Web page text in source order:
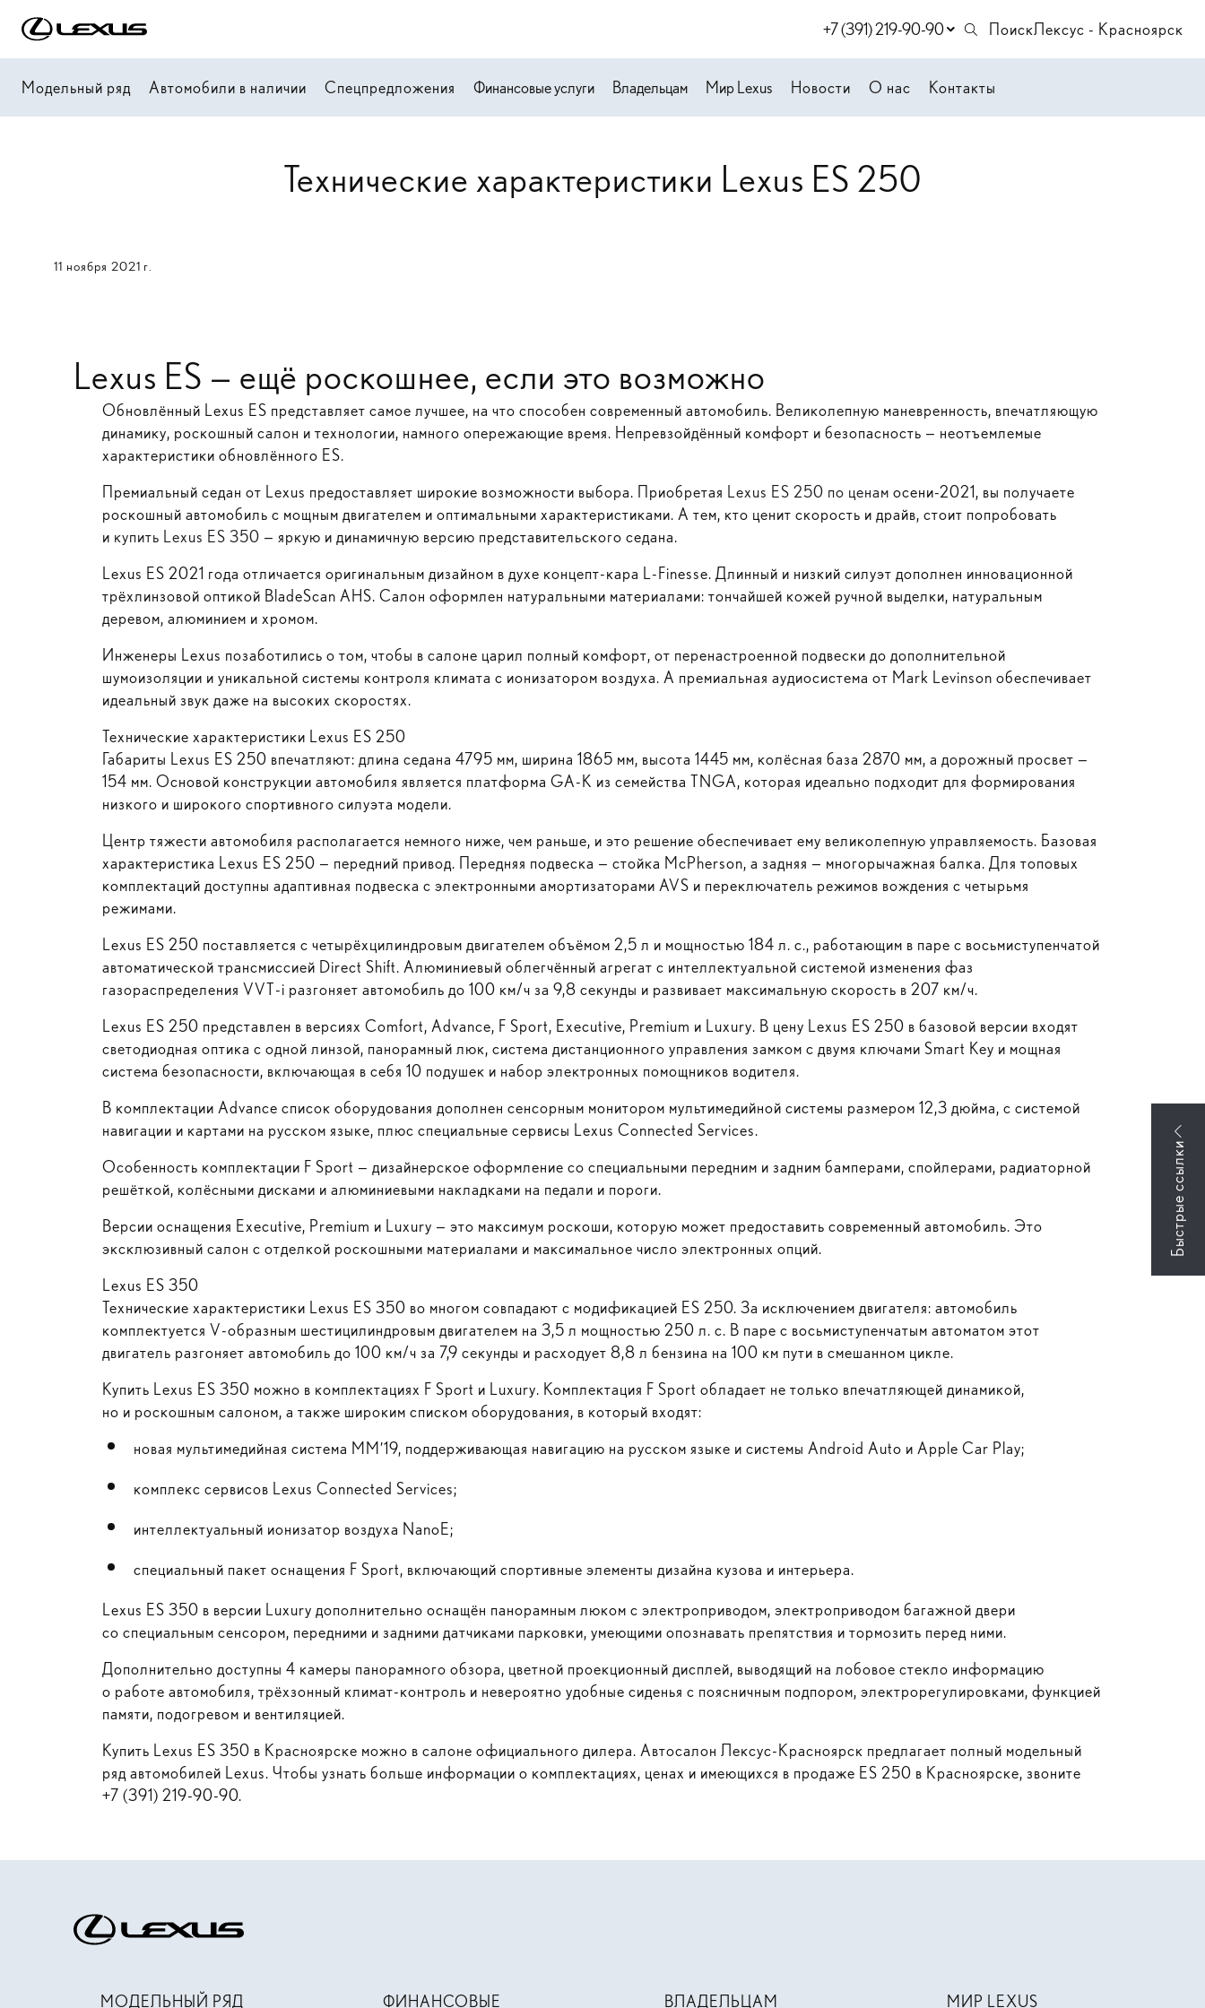
+7 (391) 219-90-90 ПоискЛексус - Красноярск
Модельный ряд Автомобили в наличии Спецпредложения Финансовые услуги Владельцам Мир Lexus Новости О нас Контакты
Технические характеристики Lexus ES 250
11 ноября 2021 г.
Lexus ES — ещё роскошнее, если это возможно
Обновлённый Lexus ES представляет самое лучшее, на что способен современный автомобиль. Великолепную маневренность, впечатляющую
динамику, роскошный салон и технологии, намного опережающие время. Непревзойдённый комфорт и безопасность — неотъемлемые
характеристики обновлённого ES.
Премиальный седан от Lexus предоставляет широкие возможности выбора. Приобретая Lexus ES 250 по ценам осени-2021, вы получаете
роскошный автомобиль с мощным двигателем и оптимальными характеристиками. А тем, кто ценит скорость и драйв, стоит попробовать
и купить Lexus ES 350 — яркую и динамичную версию представительского седана.
Lexus ES 2021 года отличается оригинальным дизайном в духе концепт-кара L-Finesse. Длинный и низкий силуэт дополнен инновационной
трёхлинзовой оптикой BladeScan AHS. Салон оформлен натуральными материалами: тончайшей кожей ручной выделки, натуральным
деревом, алюминием и хромом.
Инженеры Lexus позаботились о том, чтобы в салоне царил полный комфорт, от перенастроенной подвески до дополнительной
шумоизоляции и уникальной системы контроля климата с ионизатором воздуха. А премиальная аудиосистема от Mark Levinson обеспечивает
идеальный звук даже на высоких скоростях.
Технические характеристики Lexus ES 250
Габариты Lexus ES 250 впечатляют: длина седана 4795 мм, ширина 1865 мм, высота 1445 мм, колёсная база 2870 мм, а дорожный просвет —
154 мм. Основой конструкции автомобиля является платформа GA-K из семейства TNGA, которая идеально подходит для формирования
низкого и широкого спортивного силуэта модели.
Центр тяжести автомобиля располагается немного ниже, чем раньше, и это решение обеспечивает ему великолепную управляемость. Базовая
характеристика Lexus ES 250 — передний привод. Передняя подвеска — стойка McPherson, а задняя — многорычажная балка. Для топовых
комплектаций доступны адаптивная подвеска с электронными амортизаторами AVS и переключатель режимов вождения с четырьмя
режимами.
Lexus ES 250 поставляется с четырёхцилиндровым двигателем объёмом 2,5 л и мощностью 184 л. с., работающим в паре с восьмиступенчатой
автоматической трансмиссией Direct Shift. Алюминиевый облегчённый агрегат с интеллектуальной системой изменения фаз
газораспределения VVT-i разгоняет автомобиль до 100 км/ч за 9,8 секунды и развивает максимальную скорость в 207 км/ч.
Lexus ES 250 представлен в версиях Comfort, Advance, F Sport, Executive, Premium и Luxury. В цену Lexus ES 250 в базовой версии входят
светодиодная оптика с одной линзой, панорамный люк, система дистанционного управления замком с двумя ключами Smart Key и мощная
система безопасности, включающая в себя 10 подушек и набор электронных помощников водителя.
В комплектации Advance список оборудования дополнен сенсорным монитором мультимедийной системы размером 12,3 дюйма, с системой
навигации и картами на русском языке, плюс специальные сервисы Lexus Connected Services.
Особенность комплектации F Sport — дизайнерское оформление со специальными передним и задним бамперами, спойлерами, радиаторной
решёткой, колёсными дисками и алюминиевыми накладками на педали и пороги.
Версии оснащения Executive, Premium и Luxury — это максимум роскоши, которую может предоставить современный автомобиль. Это
эксклюзивный салон с отделкой роскошными материалами и максимальное число электронных опций.
Lexus ES 350
Технические характеристики Lexus ES 350 во многом совпадают с модификацией ES 250. За исключением двигателя: автомобиль
комплектуется V-образным шестицилиндровым двигателем на 3,5 л мощностью 250 л. с. В паре с восьмиступенчатым автоматом этот
двигатель разгоняет автомобиль до 100 км/ч за 7,9 секунды и расходует 8,8 л бензина на 100 км пути в смешанном цикле.
Купить Lexus ES 350 можно в комплектациях F Sport и Luxury. Комплектация F Sport обладает не только впечатляющей динамикой,
но и роскошным салоном, а также широким списком оборудования, в который входят:
новая мультимедийная система MM’19, поддерживающая навигацию на русском языке и системы Android Auto и Apple Car Play;
комплекс сервисов Lexus Connected Services;
интеллектуальный ионизатор воздуха NanoE;
специальный пакет оснащения F Sport, включающий спортивные элементы дизайна кузова и интерьера.
Lexus ES 350 в версии Luxury дополнительно оснащён панорамным люком с электроприводом, электроприводом багажной двери
со специальным сенсором, передними и задними датчиками парковки, умеющими опознавать препятствия и тормозить перед ними.
Дополнительно доступны 4 камеры панорамного обзора, цветной проекционный дисплей, выводящий на лобовое стекло информацию
о работе автомобиля, трёхзонный климат-контроль и невероятно удобные сиденья с поясничным подпором, электрорегулировками, функцией
памяти, подогревом и вентиляцией.
Купить Lexus ES 350 в Красноярске можно в салоне официального дилера. Автосалон Лексус-Красноярск предлагает полный модельный
ряд автомобилей Lexus. Чтобы узнать больше информации о комплектациях, ценах и имеющихся в продаже ES 250 в Красноярске, звоните
+7 (391) 219-90-90.
МОДЕЛЬНЫЙ РЯД ФИНАНСОВЫЕ ВЛАДЕЛЬЦАМ МИР LEXUS